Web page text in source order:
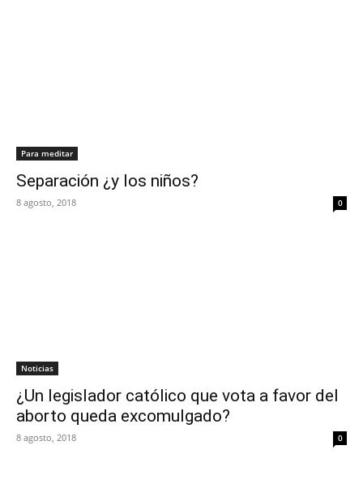
Para meditar
Separación ¿y los niños?
8 agosto, 2018 0
Noticias
¿Un legislador católico que vota a favor del
aborto queda excomulgado?
8 agosto, 2018 0